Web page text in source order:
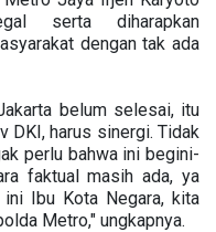
serta diharapkan
dengan tak ada
belum selesai, itu
DKI, harus sinergi. Tidak
perlu bahwa ini begini-
faktual masih ada, ya
ini Ibu Kota Negara, kita
Metro," ungkapnya.